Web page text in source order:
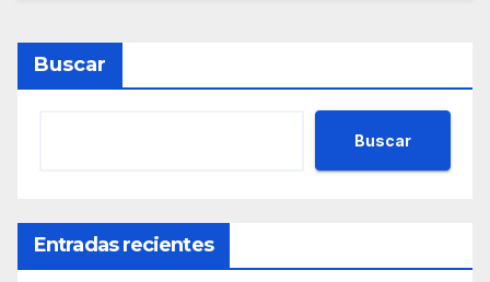
Buscar
Buscar
Entradas recientes